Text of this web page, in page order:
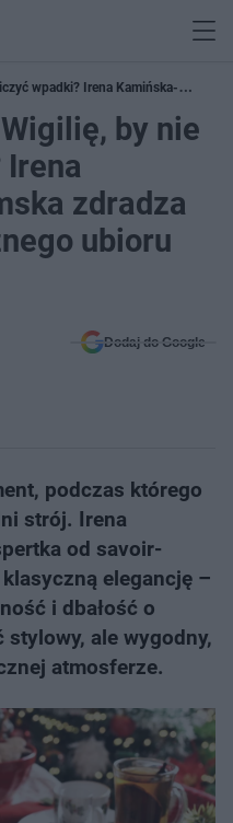
wpadki? Irena Kamińska-
by nie
Irena
zdradza
ubioru
Dodaj do Google
podczas którego
strój. Irena
od savoir-
elegancję –
i dbałość o
ale wygodny,
atmosferze.